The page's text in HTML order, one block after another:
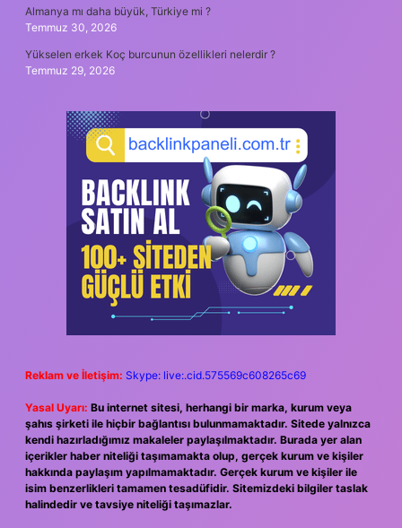
Almanya mı daha büyük, Türkiye mi ?
Temmuz 30, 2026
Yükselen erkek Koç burcunun özellikleri nelerdir ?
Temmuz 29, 2026
Reklam ve İletişim: Skype: live:.cid.575569c608265c69
Yasal Uyarı: Bu internet sitesi, herhangi bir marka, kurum veya
şahıs şirketi ile hiçbir bağlantısı bulunmamaktadır. Sitede yalnızca
kendi hazırladığımız makaleler paylaşılmaktadır. Burada yer alan
içerikler haber niteliği taşımamakta olup, gerçek kurum ve kişiler
hakkında paylaşım yapılmamaktadır. Gerçek kurum ve kişiler ile
isim benzerlikleri tamamen tesadüfidir. Sitemizdeki bilgiler taslak
halindedir ve tavsiye niteliği taşımazlar.